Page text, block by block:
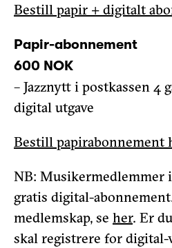
Bestill papir + digitalt
Papir-abonnement
600 NOK
– Jazznytt i postkassen 4
digital utgave
Bestill papirabonnement
NB: Musikermedlemmer
gratis digital-
medlemskap, se her. Er
skal registrere for